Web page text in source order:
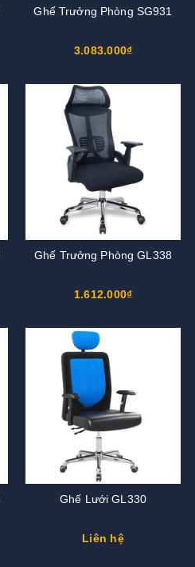
Ghế Trưởng Phòng SG931
3.083.000₫
Ghế Trưởng Phòng GL338
1.612.000₫
Ghế Lưới GL330
Liên hệ